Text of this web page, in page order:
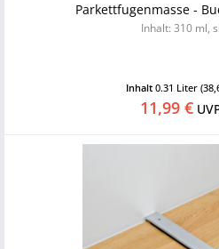
Parkettfugenmasse -
Inhalt: 310 ml,
Inhalt 0.31 Liter
11,99 €